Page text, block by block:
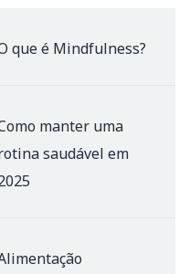
que é Mindfulness?
manter uma
saudável em